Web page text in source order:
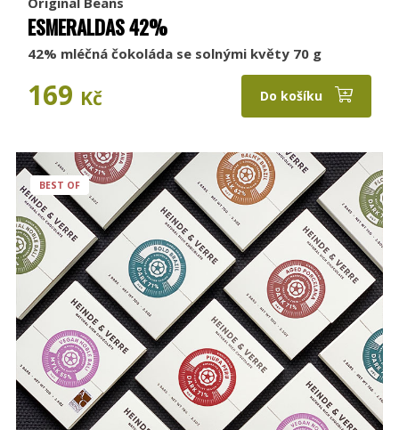
ESMERALDAS 42%
42% mléčná čokoláda se solnými květy 70 g
169 Kč Do košíku
BEST OF